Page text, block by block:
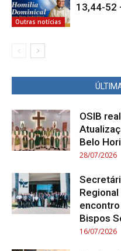
Outras notícias
13,44-52
OSIB
Belo
28/07/2026
Bispos
16/07/2026